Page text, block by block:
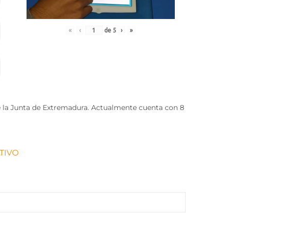
« ‹ de 5 › »
Junta de Extremadura. Actualmente cuenta con 8